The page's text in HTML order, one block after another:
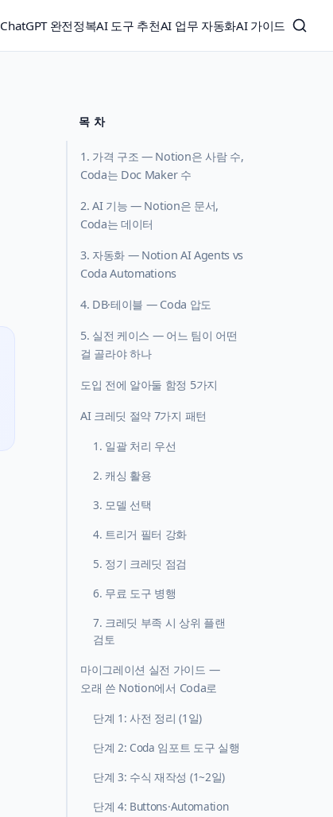
ChatGPT 완전정복AI 도구 추천AI 업무 자동화AI 가이드
목 차
1. 가격 구조 — Notion은 사람 수,
Coda는 Doc Maker 수
2. AI 기능 — Notion은 문서,
Coda는 데이터
3. 자동화 — Notion AI Agents vs
Coda Automations
4. DB·테이블 — Coda 압도
5. 실전 케이스 — 어느 팀이 어떤
걸 골라야 하나
도입 전에 알아둘 함정 5가지
AI 크레딧 절약 7가지 패턴
1. 일괄 처리 우선
2. 캐싱 활용
3. 모델 선택
4. 트리거 필터 강화
5. 정기 크레딧 점검
6. 무료 도구 병행
7. 크레딧 부족 시 상위 플랜
검토
마이그레이션 실전 가이드 —
오래 쓴 Notion에서 Coda로
단계 1: 사전 정리 (1일)
단계 2: Coda 임포트 도구 실행
단계 3: 수식 재작성 (1~2일)
단계 4: Buttons·Automation